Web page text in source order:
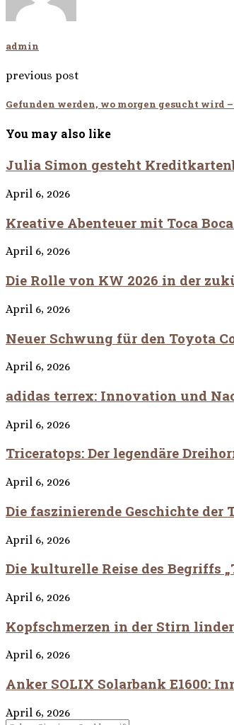
admin
previous post
Gefunden werden, wo morgen gesucht wird
You may also like
Julia Simon gesteht
April 6, 2026
Kreative Abenteuer mit Toca
April 6, 2026
Die Rolle von KW 2026 in der
April 6, 2026
Neuer Schwung für den Toyota
April 6, 2026
adidas terrex: Innovation und
April 6, 2026
Triceratops: Der legendäre
April 6, 2026
Die faszinierende Geschichte der
April 6, 2026
Die kulturelle Reise des Begriffs
April 6, 2026
Kopfschmerzen in der Stirn
April 6, 2026
Anker SOLIX Solarbank E1600:
April 6, 2026